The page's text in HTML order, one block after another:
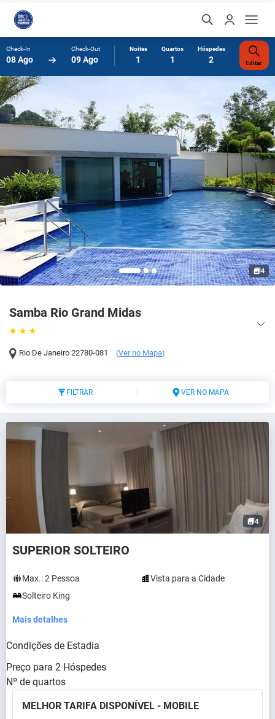
Check-In
08 Ago
Check-Out
09 Ago
Noites
1
Quartos
1
Hóspedes
2 Editar
Samba Rio Grand Midas
Rio De Janeiro 22780-081 (Ver no Mapa)
4
FILTRAR VER NO MAPA
4
SUPERIOR SOLTEIRO
Max.:2 Pessoa
Vista para a Cidade
Solteiro King
Mais detalhes
Condições de Estadia
Preço para 2 Hóspedes
Nº de quartos
MELHOR TARIFA DISPONÍVEL - MOBILE